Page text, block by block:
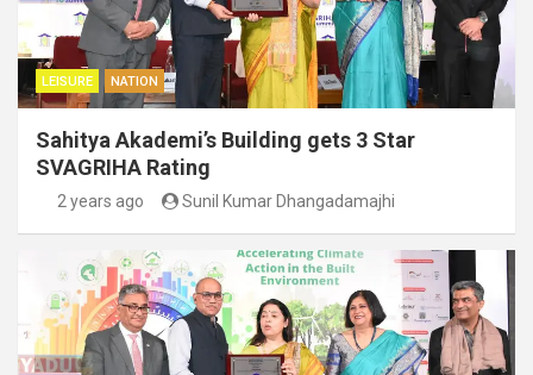
LEISURE NATION
Sahitya Akademi’s Building gets 3 Star
SVAGRIHA Rating
2 years ago Sunil Kumar Dhangadamajhi